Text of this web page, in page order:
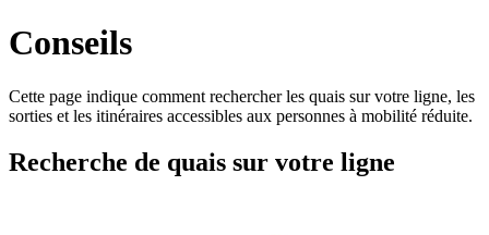
Conseils
Cette page indique comment rechercher les quais sur votre ligne, les
sorties et les itinéraires accessibles aux personnes à mobilité réduite.
Recherche de quais sur votre ligne